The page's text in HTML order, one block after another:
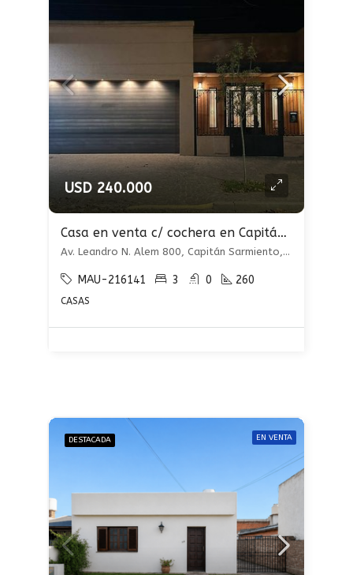
USD 240.000
Casa en venta c/ cochera en Capitán Sarmiento
Av. Leandro N. Alem 800, Capitán Sarmiento, Capitán Sarmiento
MAU-216141 3 0 260
CASAS
DESTACADA EN VENTA